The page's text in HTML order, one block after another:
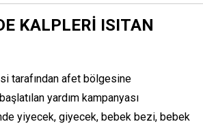
KALPLERİ ISITAN
tarafından afet bölgesine
yardım kampanyası
yiyecek, giyecek, bebek bezi, bebek